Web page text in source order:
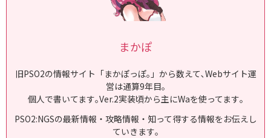
まかぽ
旧PSO2の情報サイト「まかぽっぽ｡」から数えて､Webサイト運
営は通算9年目｡
個人で書いてます｡Ver.2実装頃から主にWaを使ってます｡
PSO2:NGSの最新情報・攻略情報・知って得する情報をお伝えし
ていきます｡